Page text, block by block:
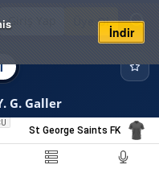
İndir
Giriş Yap Üye Ol
G. Galler
St George Saints FK